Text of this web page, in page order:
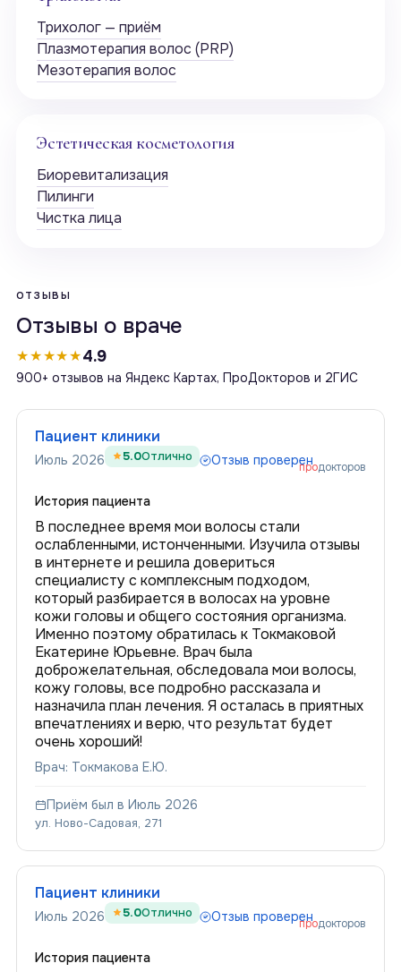
Трихолог — приём
Плазмотерапия волос (PRP)
Мезотерапия волос
Эстетическая косметология
Биоревитализация
Пилинги
Чистка лица
ОТЗЫВЫ
Отзывы о враче
★★★★★4.9
900+ отзывов на Яндекс Картах, ПроДокторов и 2ГИС
Пациент клиники
Июль 2026 5.0Отлично Отзыв проверен
продокторов
История пациента
В последнее время мои волосы стали
ослабленными, истонченными. Изучила отзывы
в интернете и решила довериться
специалисту с комплексным подходом,
который разбирается в волосах на уровне
кожи головы и общего состояния организма.
Именно поэтому обратилась к Токмаковой
Екатерине Юрьевне. Врач была
доброжелательная, обследовала мои волосы,
кожу головы, все подробно рассказала и
назначила план лечения. Я осталась в приятных
впечатлениях и верю, что результат будет
очень хороший!
Врач: Токмакова Е.Ю.
Приём был в Июль 2026
ул. Ново-Садовая, 271
Пациент клиники
Июль 2026 5.0Отлично Отзыв проверен
продокторов
История пациента